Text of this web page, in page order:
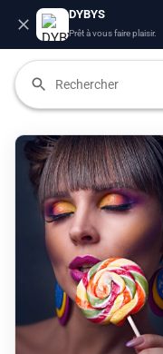
DYBYS
Prêt à vous faire plaisir.